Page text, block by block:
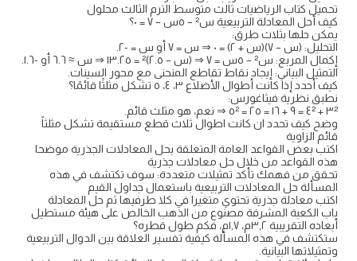
تحميل كتاب الرياضيات ثالث متوسط الترم الثالث محلول
كيف أحل المعادلة التربيعية س² – ٥س – ٧ = ٠؟
يمكن حلها بثلاث طرق:
التحليل: (س – ٧)(س + ٢) = ٠ ⇒ س = ٧ أو س = -٢.
إكمال المربع: س² – ٥س = ٧ ⇒ (س – ٢.٥)² = ١٣.٢٥ ⇒ س ≈ ٦.٦ أو -١.٦.
التمثيل البياني: إيجاد نقاط تقاطع المنحنى مع محور السينات.
كيف أحدد إذا كانت أطوال الأضلاع ٣، ٤، ٥ تشكل مثلثًا قائمًا؟
نطبق نظرية فيثاغورس:
٣² + ٤² = ٩ + ١٦ = ٢٥ = ٥² ⇒ نعم، هو مثلث قائم.
وضح كيف تحدد ان كانت اطوال ثلاث قطع مستقيمة تشكل مثلثاً
قائم الزاوية
اكتب بعض القواعد العامة المتعلقة بحل المعادلات الجذرية موضحا
هذه القواعد من خلال حل معادلات جذرية
تحقق من فهمك تأكد تمثيلات متعددة: سوف تكتشف في هذه
المسألة حل المعادلات التربيعية باستعمال جداول القيم
اكتب معادلة جذرية تحتوي متغيرا في كلا طرفيها ثم حل المعادلة
باب الكعبة المشرفة مصنوع من الذهب الخالص على هيئة مستطيل
أبعاده التقريبية ٣,٢م، ١,٧م، فكم طول قطره؟
ستكتشف في هذه المسألة كيفية تفسير العلاقة بين الدوال التربيعية
وتمثيلاتها البيانية.